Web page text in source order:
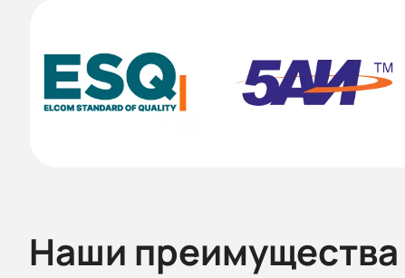
Наши преимущества